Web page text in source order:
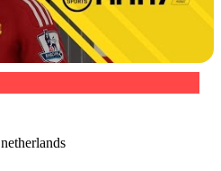
netherlands